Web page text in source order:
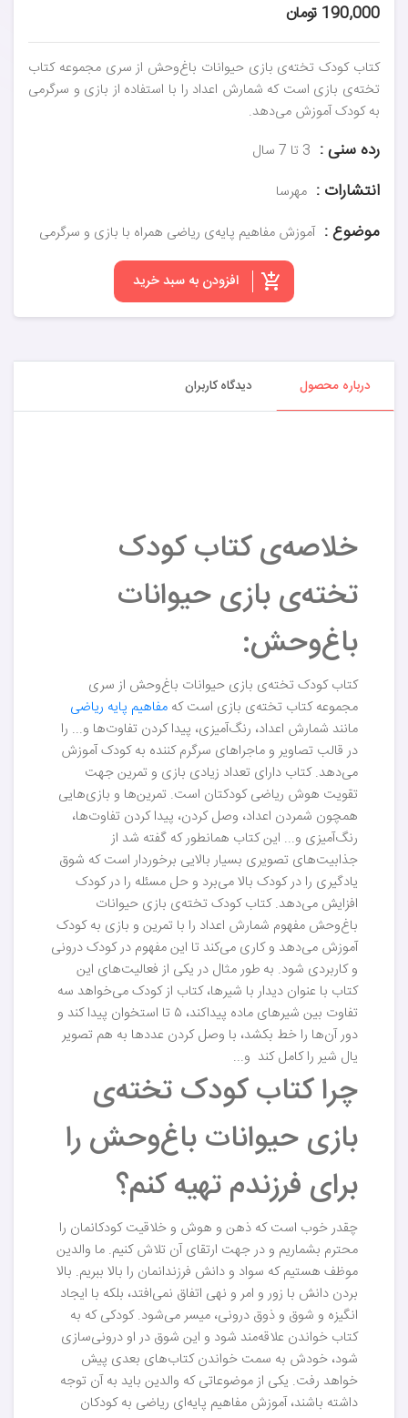
190,000 تومان
کتاب کودک تخته‌ی بازی حیوانات باغ‌وحش از سری مجموعه کتاب
تخته‌ی بازی است که شمارش اعداد را با استفاده از بازی و سرگرمی
به کودک آموزش می‌دهد.
رده سنی : 3 تا 7 سال
انتشارات : مهرسا
موضوع : آموزش مفاهیم پایه‌ی ریاضی همراه با بازی و سرگرمی
افزودن به سبد خرید
درباره محصول دیدگاه کاربران
خلاصه‌ی کتاب کودک
تخته‌ی بازی حیوانات
باغ‌وحش:
کتاب کودک تخته‌ی بازی حیوانات باغ‌وحش از سری
مجموعه کتاب تخته‌ی بازی است که مفاهیم پایه ریاضی
مانند شمارش اعداد، رنگ‌آمیزی، پیدا کردن تفاوت‌ها و... را
در قالب تصاویر و ماجراهای سرگرم کننده به کودک آموزش
می‌دهد. کتاب دارای تعداد زیادی بازی و تمرین جهت
تقویت هوش ریاضی کودکتان است. تمرین‌ها و بازی‌هایی
همچون شمردن اعداد، وصل کردن، پیدا کردن تفاوت‌ها،
رنگ‌آمیزی و... این کتاب همانطور که گفته شد از
جذابیت‌های تصویری بسیار بالایی برخوردار است که شوق
یادگیری را در کودک بالا می‌برد و حل مسئله را در کودک
افزایش می‌دهد. کتاب کودک تخته‌ی بازی حیوانات
باغ‌وحش مفهوم شمارش اعداد را با تمرین و بازی به کودک
آموزش می‌دهد و کاری می‌کند تا این مفهوم در کودک درونی
و کاربردی شود. به طور مثال در یکی از فعالیت‌های این
کتاب با عنوان دیدار با شیرها، کتاب از کودک می‌خواهد سه
تفاوت بین شیرهای ماده پیداکند، ۵ تا استخوان پیدا کند و
دور آن‌ها را خط بکشد، با وصل کردن عددها به هم تصویر
یال شیر را کامل کند و...
چرا کتاب کودک تخته‌ی
بازی حیوانات باغ‌وحش را
برای فرزندم تهیه کنم؟
چقدر خوب است که ذهن و هوش و خلاقیت کودکانمان را
محترم بشماریم و در جهت ارتقای آن تلاش کنیم. ما والدین
موظف هستیم که سواد و دانش فرزندانمان را بالا ببریم. بالا
بردن دانش با زور و امر و نهی اتفاق نمی‌افتد، بلکه با ایجاد
انگیزه و شوق و ذوق درونی، میسر می‌شود. کودکی که به
کتاب خواندن علاقه‌مند شود و این شوق در او درونی‌سازی
شود، خودش به سمت خواندن کتاب‌های بعدی پیش
خواهد رفت. یکی از موضوعاتی که والدین باید به آن توجه
داشته باشند، آموزش مفاهیم پایه‌ای ریاضی به کودکان